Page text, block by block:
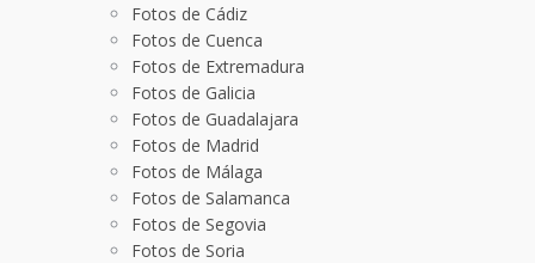
Fotos de Cádiz
Fotos de Cuenca
Fotos de Extremadura
Fotos de Galicia
Fotos de Guadalajara
Fotos de Madrid
Fotos de Málaga
Fotos de Salamanca
Fotos de Segovia
Fotos de Soria